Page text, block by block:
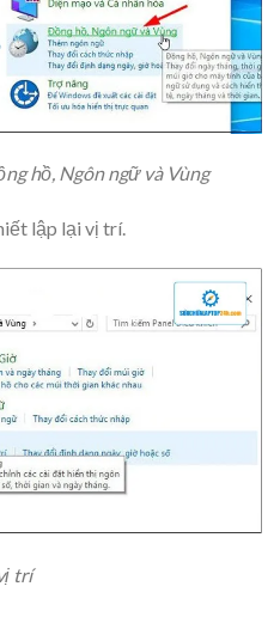
hồ, Ngôn ngữ và Vùng
lập lại vị trí.
trí